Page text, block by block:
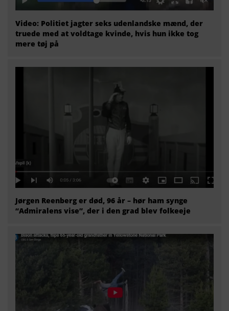
Video: Politiet jagter seks udenlandske mænd, der
truede med at voldtage kvinde, hvis hun ikke tog
mere tøj på
Jørgen Reenberg er død, 96 år – hør ham synge
“Admiralens vise”, der i den grad blev folkeeje